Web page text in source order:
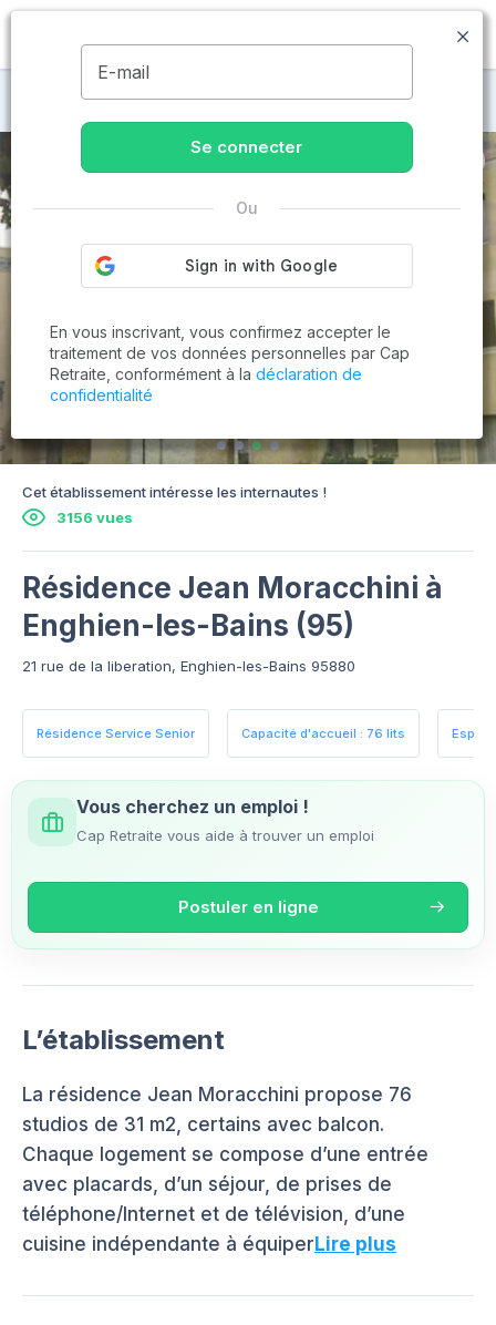
MENU
Maisons de retraite à Enghien-les-Bains
Cet établissement intéresse les internautes !
3156 vues
Résidence Jean Moracchini à
Enghien-les-Bains (95)
21 rue de la liberation, Enghien-les-Bains 95880
Résidence Service Senior Capacité d'accueil : 76 lits
Vous cherchez un emploi !
Cap Retraite vous aide à trouver un emploi
Postuler en ligne
L’établissement
La résidence Jean Moracchini propose 76
studios de 31 m2, certains avec balcon.
Chaque logement se compose d’une entrée
avec placards, d’un séjour, de prises de
téléphone/Internet et de télévision, d’une
cuisine indépendante à équiperLire plus
E-mail
Se connecter
Ou
En vous inscrivant, vous confirmez accepter le
traitement de vos données personnelles par Cap
Retraite, conformément à la déclaration de
confidentialité